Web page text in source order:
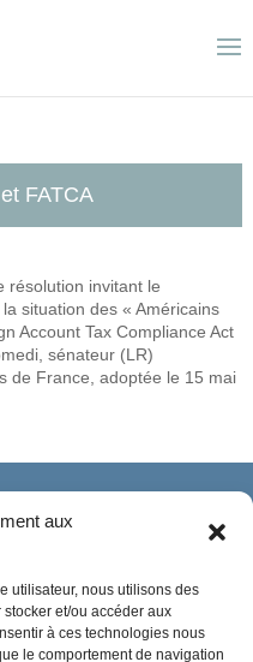
aux
utilisateur, nous utilisons des
et/ou accéder aux
à ces technologies nous
le comportement de navigation
FATCA
résolution invitant le
situation des « Américains
Account Tax Compliance Act
sénateur (LR)
de France, adoptée le 15 mai